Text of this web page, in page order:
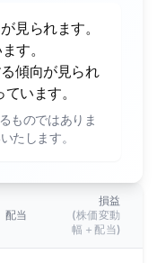
見られます。
す。
傾向が見られ
います。
ものではありま
たします。
配当
損益
(株価変動
幅＋配当)